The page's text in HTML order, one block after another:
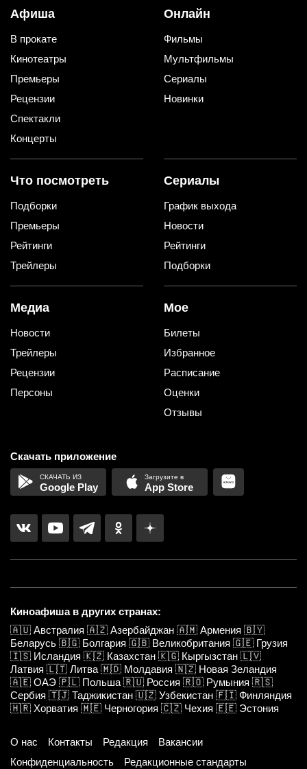
Афиша
В прокате
Кинотеатры
Премьеры
Рецензии
Спектакли
Концерты
Онлайн
Фильмы
Мультфильмы
Сериалы
Новинки
Что посмотреть
Подборки
Премьеры
Рейтинги
Трейлеры
Сериалы
График выхода
Новости
Рейтинги
Подборки
Медиа
Новости
Трейлеры
Рецензии
Персоны
Мое
Билеты
Избранное
Расписание
Оценки
Отзывы
Скачать приложение
Google Play App Store
Киноафиша в других странах:
🇦🇺 Австралия 🇦🇿 Азербайджан 🇦🇲 Армения 🇧🇾
Беларусь 🇧🇬 Болгария 🇬🇧 Великобритания 🇬🇪 Грузия
🇮🇸 Исландия 🇰🇿 Казахстан 🇰🇬 Кыргызстан 🇱🇻
Латвия 🇱🇹 Литва 🇲🇩 Молдавия 🇳🇿 Новая Зеландия
🇦🇪 ОАЭ 🇵🇱 Польша 🇷🇺 Россия 🇷🇴 Румыния 🇷🇸
Сербия 🇹🇯 Таджикистан 🇺🇿 Узбекистан 🇫🇮 Финляндия
🇭🇷 Хорватия 🇲🇪 Черногория 🇨🇿 Чехия 🇪🇪 Эстония
О нас Контакты Редакция
Вакансии
Конфиденциальность
Редакционные стандарты